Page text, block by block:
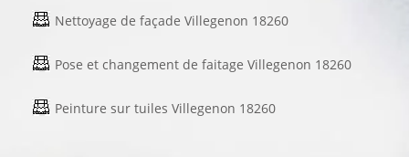
Nettoyage de façade Villegenon 18260
Pose et changement de faitage Villegenon 18260
Peinture sur tuiles Villegenon 18260